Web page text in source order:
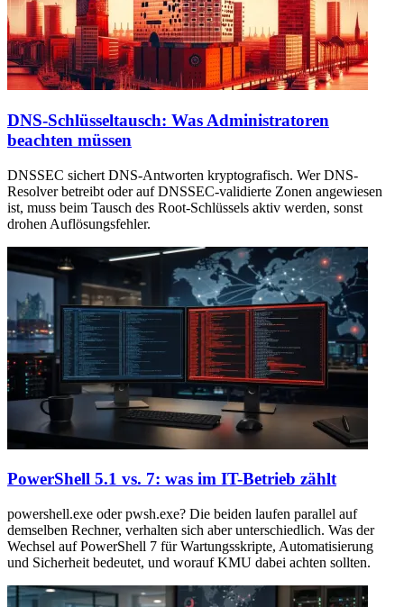
DNS-Schlüsseltausch: Was Administratoren
beachten müssen
DNSSEC sichert DNS-Antworten kryptografisch. Wer DNS-
Resolver betreibt oder auf DNSSEC-validierte Zonen angewiesen
ist, muss beim Tausch des Root-Schlüssels aktiv werden, sonst
drohen Auflösungsfehler.
PowerShell 5.1 vs. 7: was im IT-Betrieb zählt
powershell.exe oder pwsh.exe? Die beiden laufen parallel auf
demselben Rechner, verhalten sich aber unterschiedlich. Was der
Wechsel auf PowerShell 7 für Wartungsskripte, Automatisierung
und Sicherheit bedeutet, und worauf KMU dabei achten sollten.